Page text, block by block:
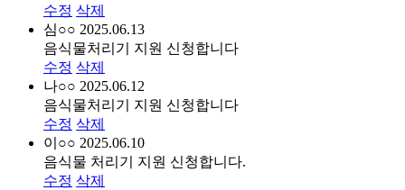
수정 삭제
심○○ 2025.06.13
음식물처리기 지원 신청합니다
수정 삭제
나○○ 2025.06.12
음식물처리기 지원 신청합니다
수정 삭제
이○○ 2025.06.10
음식물 처리기 지원 신청합니다.
수정 삭제